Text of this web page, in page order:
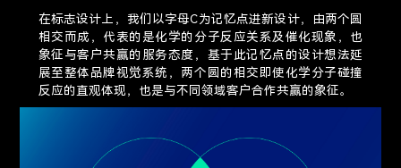
在标志设计上，我们以字母C为记忆点进新设计，由两个圆
相交而成，代表的是化学的分子反应关系及催化现象，也
象征与客户共赢的服务态度，基于此记忆点的设计想法延
展至整体品牌视觉系统，两个圆的相交即使化学分子碰撞
反应的直观体现，也是与不同领域客户合作共赢的象征。